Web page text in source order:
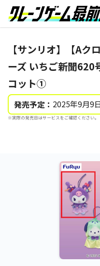
【サンリオ】【Aク
ーズ いちご新聞620
コット①
発売予定： 2025年9月9
※実際の発売日はサービスをご確認ください。